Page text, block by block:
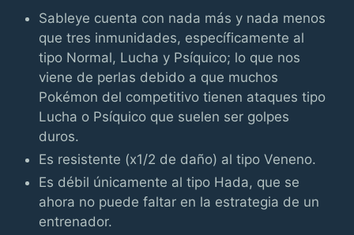
Sableye cuenta con nada más y nada menos
que tres inmunidades, específicamente al
tipo Normal, Lucha y Psíquico; lo que nos
viene de perlas debido a que muchos
Pokémon del competitivo tienen ataques tipo
Lucha o Psíquico que suelen ser golpes
duros.
Es resistente (x1/2 de daño) al tipo Veneno.
Es débil únicamente al tipo Hada, que se
ahora no puede faltar en la estrategia de un
entrenador.